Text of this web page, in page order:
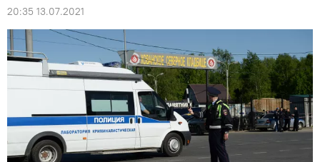
20:35 13.07.2021